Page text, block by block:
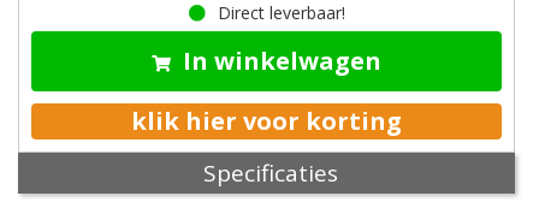
Direct leverbaar!
In winkelwagen
klik hier voor korting
Specificaties